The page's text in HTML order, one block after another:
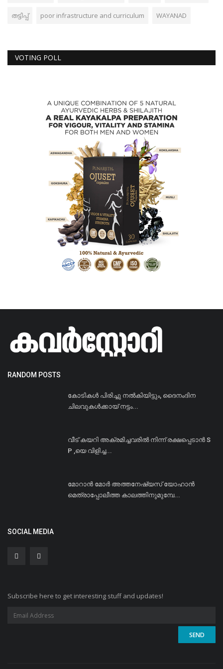
തട്ടിപ്പ്‌ poor infrastructure and curriculum WAYANAD
VOTING POLL
RANDOM POSTS
കോടികൾ പിരിച്ചു നൽകിയിട്ടും, ദൈനംദിന
ചിലവുകൾക്കായ് നട്ടം...
വീട് കയറി അക്രമിച്ചവരിൽ നിന്ന് രക്ഷപ്പെടാൻ S
P ,യെ വിളിച്ച...
മോറാൻ മോർ അത്തനേഷ്യസ് യോഹാൻ
മെത്രാപ്പോലീത്ത കാലത്തിനുമുമ്പേ...
SOCIAL MEDIA
Subscribe here to get interesting stuff and updates!